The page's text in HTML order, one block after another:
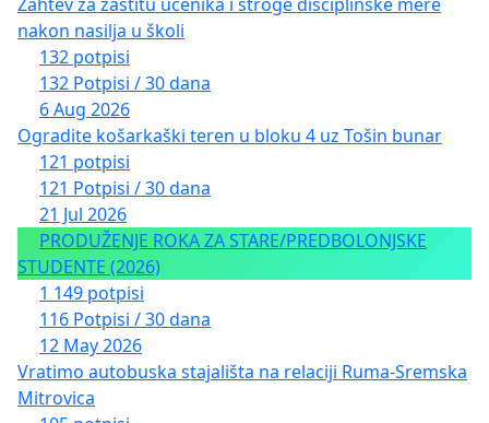
nakon nasilja u školi
132 potpisi
132 Potpisi / 30 dana
6 Aug 2026
Ogradite košarkaški teren u bloku 4 uz Tošin bunar
121 potpisi
121 Potpisi / 30 dana
21 Jul 2026
PRODUŽENJE ROKA ZA STARE/PREDBOLONJSKE
STUDENTE (2026)
1 149 potpisi
116 Potpisi / 30 dana
12 May 2026
Vratimo autobuska stajališta na relaciji Ruma-Sremska
Mitrovica